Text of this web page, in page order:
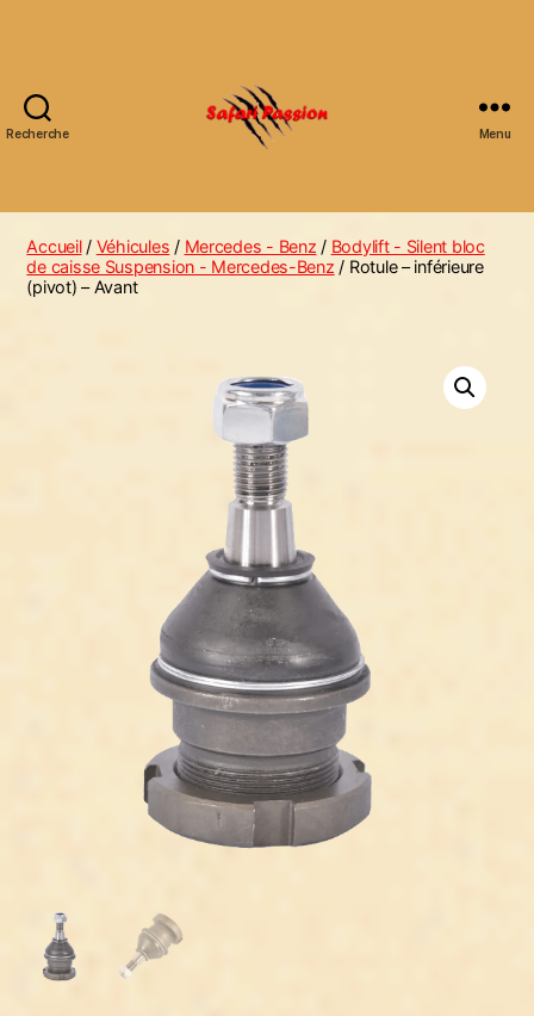
Recherche Menu
Accueil/ Véhicules / Mercedes - Benz / Bodylift - Silent bloc
de caisse Suspension - Mercedes-Benz / Rotule – inférieure
(pivot) – Avant